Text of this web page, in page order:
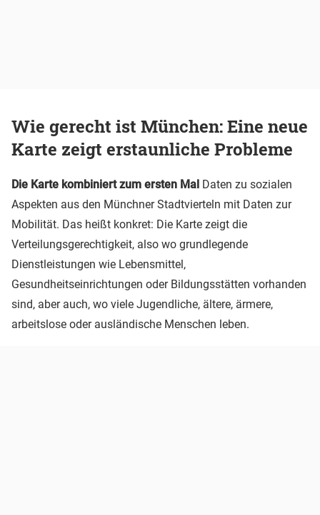
Wie gerecht ist München: Eine neue
Karte zeigt erstaunliche Probleme
Die Karte kombiniert zum ersten Mal Daten zu sozialen
Aspekten aus den Münchner Stadtvierteln mit Daten zur
Mobilität. Das heißt konkret: Die Karte zeigt die
Verteilungsgerechtigkeit, also wo grundlegende
Dienstleistungen wie Lebensmittel,
Gesundheitseinrichtungen oder Bildungsstätten vorhanden
sind, aber auch, wo viele Jugendliche, ältere, ärmere,
arbeitslose oder ausländische Menschen leben.